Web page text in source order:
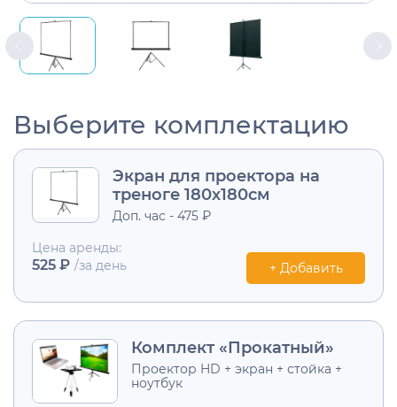
Выберите комплектацию
Экран для проектора на
треноге 180х180см
Доп. час - 475 ₽
Цена аренды:
525 ₽ /за день + Добавить
Комплект «Прокатный»
Проектор HD + экран + стойка +
ноутбук